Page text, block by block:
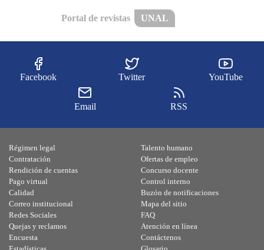
Portal de revistas UNAL
Facebook Twitter YouTube
Email RSS
Régimen legal
Contratación
Rendición de cuentas
Pago virtual
Calidad
Talento humano
Ofertas de empleo
Concurso docente
Control interno
Buzón de notificaciones
Correo institucional
Redes Sociales
Quejas y reclamos
Encuesta
Mapa del sitio
FAQ
Atención en línea
Contáctenos